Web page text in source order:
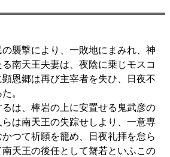
襲撃により、一敗地にまみれ、神
南天王夫妻は、夜陰に乗じモスコ
恩郷は再び主宰者を失ひ、日夜不
。
は、棒岩の上に安置せる鬼武彦の
は南天王の失踪せしより、一意専
つて祈願を籠め、日夜礼拝を怠ら
天王の後任として蟹若といふこの